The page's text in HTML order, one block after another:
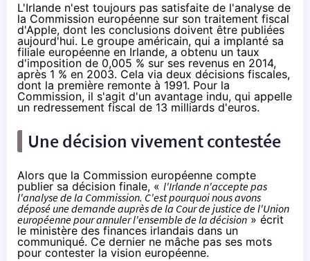
L'Irlande n'est toujours pas satisfaite de l'analyse de
la Commission européenne sur son traitement fiscal
d'Apple, dont les conclusions doivent être publiées
aujourd'hui. Le groupe américain, qui a implanté sa
filiale européenne en Irlande, a obtenu un taux
d'imposition de 0,005 % sur ses revenus en 2014,
après 1 % en 2003. Cela via deux décisions fiscales,
dont la première remonte à 1991. Pour la
Commission, il s'agit d'un avantage indu, qui appelle
un redressement fiscal de 13 milliards d'euros.
Une décision vivement contestée
Alors que la Commission européenne compte
publier sa décision finale, « l'Irlande n'accepte pas
l'analyse de la Commission. C'est pourquoi nous avons
déposé une demande auprès de la Cour de justice de l'Union
européenne pour annuler l'ensemble de la décision » écrit
le ministère des finances irlandais dans un
communiqué. Ce dernier ne mâche pas ses mots
pour contester la vision européenne.